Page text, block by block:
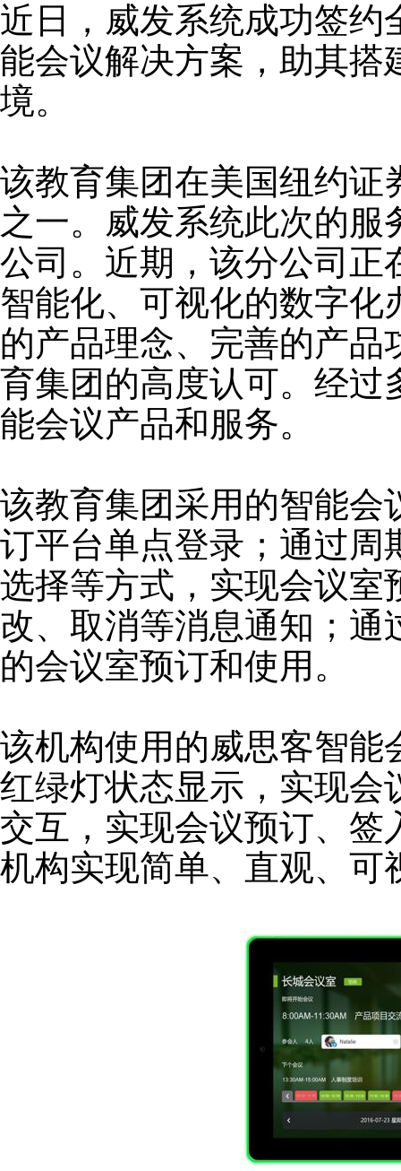
近日，威发系统成功签约
能会议解决方案，助其
境。
该教育集团在美国纽约证
之一。威发系统此次的
公司。近期，该分公司正
智能化、可视化的数字化
的产品理念、完善的产
育集团的高度认可。经过
能会议产品和服务。
该教育集团采用的智能会
订平台单点登录；通过周
选择等方式，实现会议室
改、取消等消息通知；通
的会议室预订和使用。
该机构使用的威思客智能
红绿灯状态显示，实现会
交互，实现会议预订、签
机构实现简单、直观、可